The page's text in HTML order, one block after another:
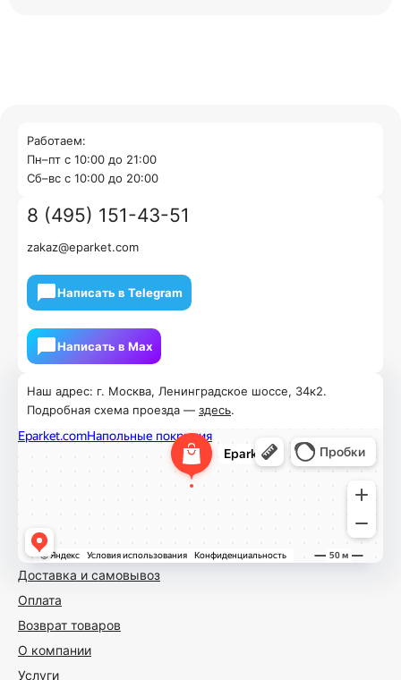
Доставка и самовывоз
Оплата
Возврат товаров
О компании
Услуги
Наш адрес: г. Москва, Ленинградское шоссе, 34к2.
Подробная схема проезда — здесь.
Работаем:
Пн–пт с 10:00 до 21:00
Cб–вс с 10:00 до 20:00
8 (495) 151-43-51
zakaz@eparket.com
Написать в Telegram
Написать в Мах